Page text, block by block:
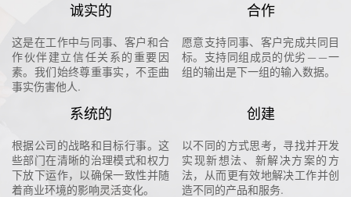
诚实的
这是在工作中与同事、客户和合
作伙伴建立信任关系的重要因
素。我们始终尊重事实，不歪曲
事实伤害他人.
合作
愿意支持同事、客户完成共同目
标。支持同组成员的优劣——一
组的输出是下一组的输入数据。
系统的
根据公司的战略和目标行事。这
些部门在清晰的治理模式和权力
下放下运作，以确保一致性并随
着商业环境的影响灵活变化。
创建
以不同的方式思考，寻找并开发
实现新想法、新解决方案的方
法，从而更有效地解决工作并创
造不同的产品和服务.